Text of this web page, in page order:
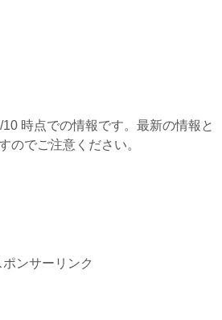
時点での情報です。最新の情報と
のでご注意ください。
ポンサーリンク